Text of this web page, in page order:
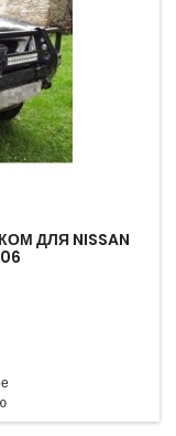
ДЛЯ NISSAN